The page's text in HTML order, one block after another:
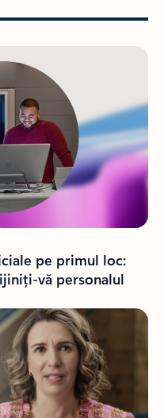
pe primul loc:
vă personalul